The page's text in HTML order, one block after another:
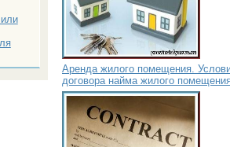
Аренда жилого помещения.
договора найма жилого